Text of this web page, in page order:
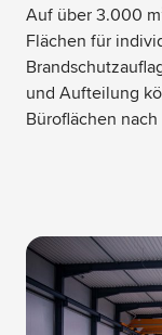
Auf über 3.000
Flächen für
und Aufteilung
Büroflächen